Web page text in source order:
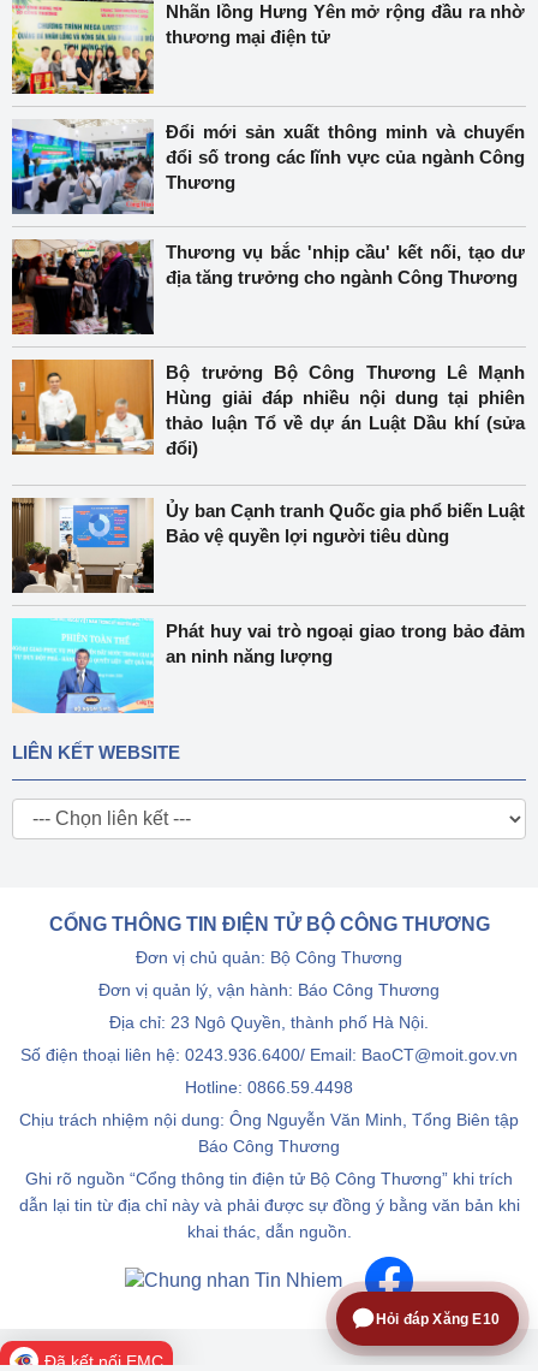
Nhãn lồng Hưng Yên mở rộng đầu ra nhờ
thương mại điện tử
Đổi mới sản xuất thông minh và chuyển
đổi số trong các lĩnh vực của ngành Công
Thương
Thương vụ bắc 'nhịp cầu' kết nối, tạo dư
địa tăng trưởng cho ngành Công Thương
Bộ trưởng Bộ Công Thương Lê Mạnh
Hùng giải đáp nhiều nội dung tại phiên
thảo luận Tổ về dự án Luật Dầu khí (sửa
đổi)
Ủy ban Cạnh tranh Quốc gia phổ biến Luật
Bảo vệ quyền lợi người tiêu dùng
Phát huy vai trò ngoại giao trong bảo đảm
an ninh năng lượng
LIÊN KẾT WEBSITE
CỔNG THÔNG TIN ĐIỆN TỬ BỘ CÔNG THƯƠNG
Đơn vị chủ quản: Bộ Công Thương
Đơn vị quản lý, vận hành: Báo Công Thương
Địa chỉ: 23 Ngô Quyền, thành phố Hà Nội.
Số điện thoại liên hệ: 0243.936.6400/ Email: BaoCT@moit.gov.vn
Hotline: 0866.59.4498
Chịu trách nhiệm nội dung: Ông Nguyễn Văn Minh, Tổng Biên tập
Báo Công Thương
Ghi rõ nguồn “Cổng thông tin điện tử Bộ Công Thương” khi trích
dẫn lại tin từ địa chỉ này và phải được sự đồng ý bằng văn bản khi
khai thác, dẫn nguồn.
Hỏi đáp Xăng E10
Đã kết nối EMC